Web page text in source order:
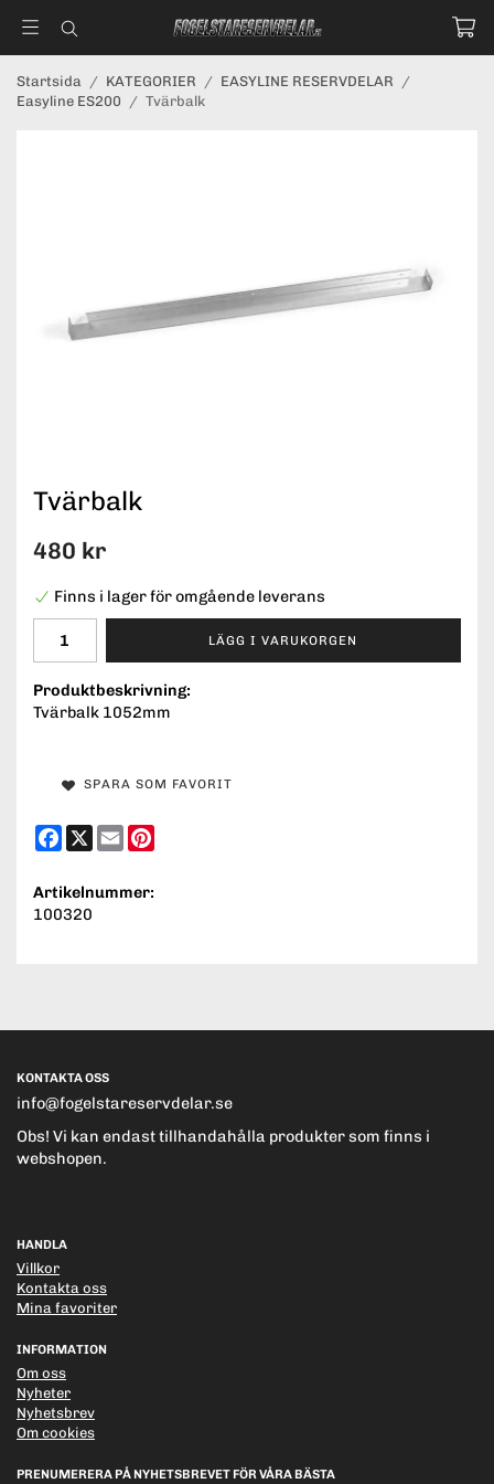
Startsida / KATEGORIER / EASYLINE RESERVDELAR /
Easyline ES200 / Tvärbalk
Tvärbalk
480 kr
Finns i lager för omgående leverans
LÄGG I VARUKORGEN
Produktbeskrivning:
Tvärbalk 1052mm
SPARA SOM FAVORIT
Facebook
X Email
Artikelnummer:
100320
KONTAKTA OSS
info@fogelstareservdelar.se
Obs! Vi kan endast tillhandahålla produkter som finns i
webshopen.
HANDLA
Villkor
Kontakta oss
Mina favoriter
INFORMATION
Om oss
Nyheter
Nyhetsbrev
Om cookies
PRENUMERERA PÅ NYHETSBREVET FÖR VÅRA BÄSTA